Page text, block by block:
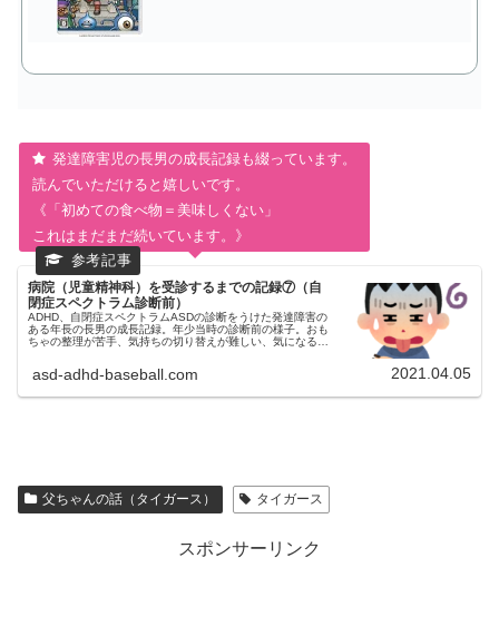
発達障害児の長男の成長記録も綴っています。
読んでいただけると嬉しいです。
《「初めての食べ物＝美味しくない」
これはまだまだ続いています。》
病院（児童精神科）を受診するまでの記録⑦（自
閉症スペクトラム診断前）
ADHD、自閉症スペクトラムASDの診断をうけた発達障害の
ある年長の長男の成長記録。年少当時の診断前の様子。おも
ちゃの整理が苦手、気持ちの切り替えが難しい、気になるも
asd-adhd-baseball.com 2021.04.05
父ちゃんの話（タイガース） タイガース
スポンサーリンク